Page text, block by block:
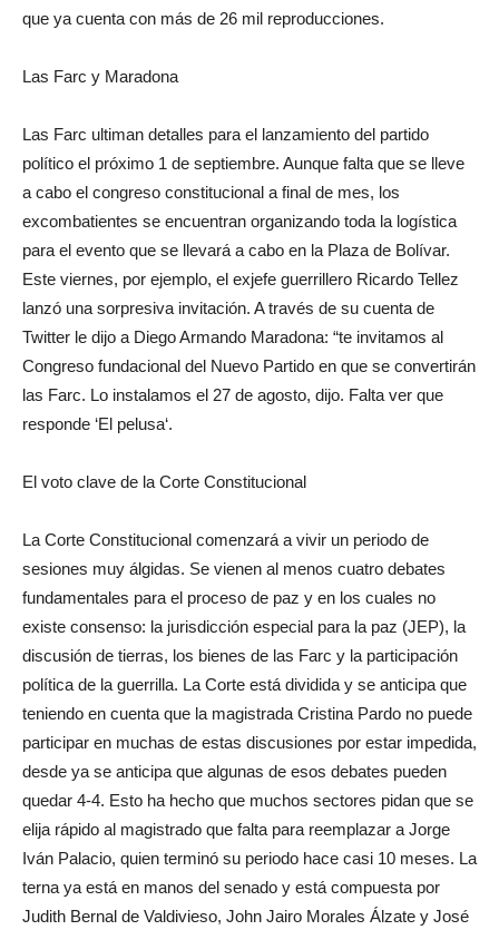
que ya cuenta con más de 26 mil reproducciones.
Las Farc y Maradona
Las Farc ultiman detalles para el lanzamiento del partido
político el próximo 1 de septiembre. Aunque falta que se lleve
a cabo el congreso constitucional a final de mes, los
excombatientes se encuentran organizando toda la logística
para el evento que se llevará a cabo en la Plaza de Bolívar.
Este viernes, por ejemplo, el exjefe guerrillero Ricardo Tellez
lanzó una sorpresiva invitación. A través de su cuenta de
Twitter le dijo a Diego Armando Maradona: “te invitamos al
Congreso fundacional del Nuevo Partido en que se convertirán
las Farc. Lo instalamos el 27 de agosto, dijo. Falta ver que
responde ‘El pelusa‘.
El voto clave de la Corte Constitucional
La Corte Constitucional comenzará a vivir un periodo de
sesiones muy álgidas. Se vienen al menos cuatro debates
fundamentales para el proceso de paz y en los cuales no
existe consenso: la jurisdicción especial para la paz (JEP), la
discusión de tierras, los bienes de las Farc y la participación
política de la guerrilla. La Corte está dividida y se anticipa que
teniendo en cuenta que la magistrada Cristina Pardo no puede
participar en muchas de estas discusiones por estar impedida,
desde ya se anticipa que algunas de esos debates pueden
quedar 4-4. Esto ha hecho que muchos sectores pidan que se
elija rápido al magistrado que falta para reemplazar a Jorge
Iván Palacio, quien terminó su periodo hace casi 10 meses. La
terna ya está en manos del senado y está compuesta por
Judith Bernal de Valdivieso, John Jairo Morales Álzate y José